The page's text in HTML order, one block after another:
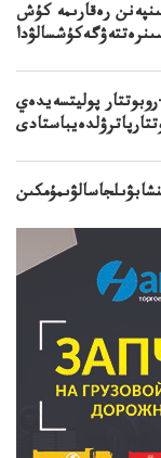
رەقارىمە كۇش
پوليتسەيدەي